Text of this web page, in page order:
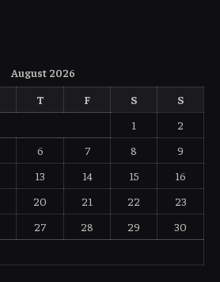
August 2026
T F S
S
1
2
6 7 8
9
13 14 15
16
20 21 22
23
27 28 29
30